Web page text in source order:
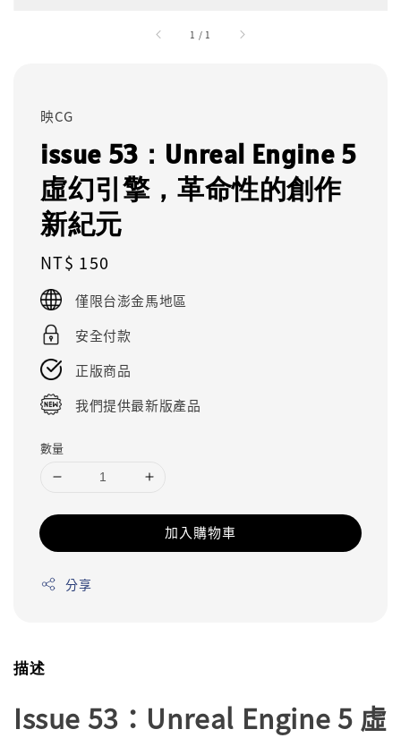
1 / 1
映CG
issue 53：Unreal Engine 5
虛幻引擎，革命性的創作
新紀元
Regular
price
NT$ 150
僅限台澎金馬地區
安全付款
正版商品
我們提供最新版產品
數量
加入購物車
分享
描述
Issue 53：Unreal Engine 5 虛